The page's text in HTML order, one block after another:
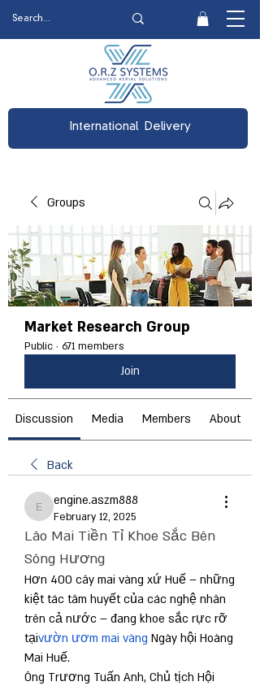
International Delivery
Groups
Market Research Group
Public · 671 members
Join
Discussion Media Members About
Back
engine.aszm888
engine.aszm888
February 12, 2025
Lão Mai Tiền Tỉ Khoe Sắc Bên
Sông Hương
Hơn 400 cây mai vàng xứ Huế – những
kiệt tác tâm huyết của các nghệ nhân
trên cả nước – đang khoe sắc rực rỡ
tạivườn ươm mai vàng Ngày hội Hoàng
Mai Huế.
Ông Trương Tuấn Anh, Chủ tịch Hội